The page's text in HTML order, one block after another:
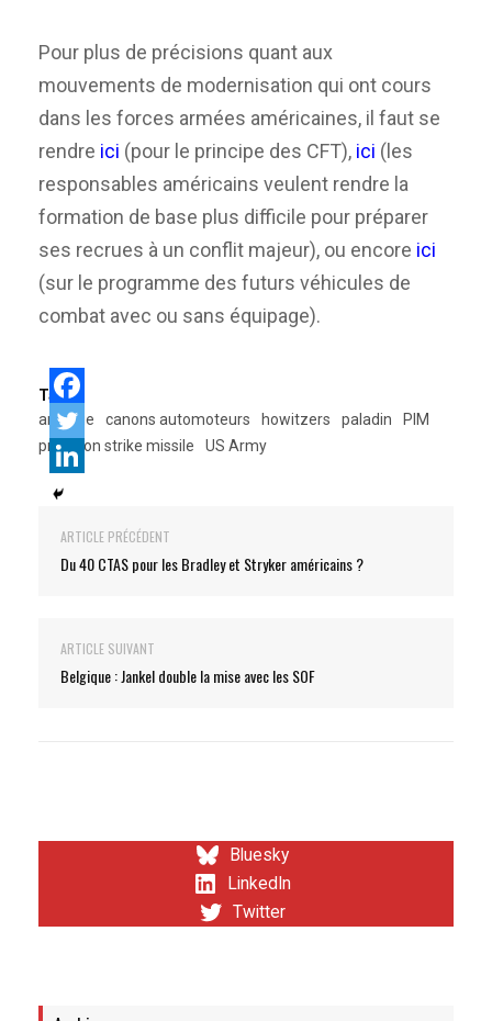
Pour plus de précisions quant aux
mouvements de modernisation qui ont cours
dans les forces armées américaines, il faut se
rendre ici (pour le principe des CFT), ici (les
responsables américains veulent rendre la
formation de base plus difficile pour préparer
ses recrues à un conflit majeur), ou encore ici
(sur le programme des futurs véhicules de
combat avec ou sans équipage).
Tags:
artillerie
canons automoteurs howitzers paladin
PIM
precision strike missile
US Army
ARTICLE PRÉCÉDENT
Du 40 CTAS pour les Bradley et Stryker américains ?
ARTICLE SUIVANT
Belgique : Jankel double la mise avec les SOF
Bluesky
LinkedIn
Twitter